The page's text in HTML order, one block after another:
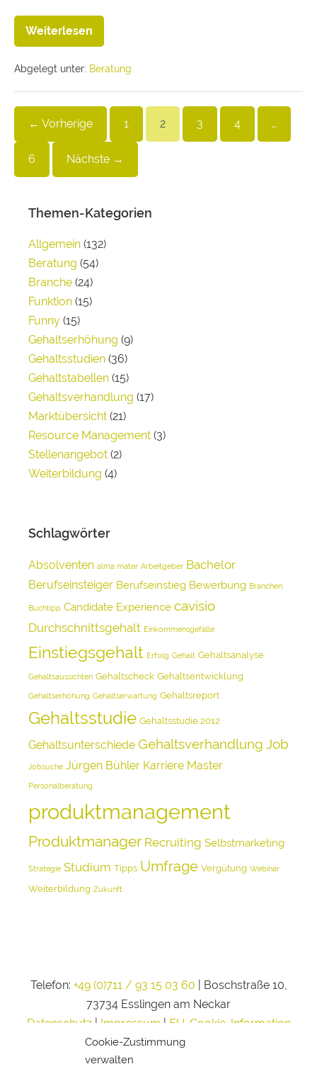
Cookie-Zustimmung
verwalten
Weiterlesen
Abgelegt unter: Beratung
← Vorherige 1 2 3 4 …
6 Nächste →
Themen-Kategorien
Allgemein (132)
Beratung (54)
Branche (24)
Funktion (15)
Funny (15)
Gehaltserhöhung (9)
Gehaltsstudien (36)
Gehaltstabellen (15)
Gehaltsverhandlung (17)
Marktübersicht (21)
Resource Management (3)
Stellenangebot (2)
Weiterbildung (4)
Schlagwörter
Absolventen alma mater Arbeitgeber Bachelor
Berufseinsteiger Berufseinstieg Bewerbung Branchen
Buchtipp Candidate Experience cavisio
Durchschnittsgehalt Einkommensgefälle
Einstiegsgehalt Erfolg Gehalt Gehaltsanalyse
Gehaltsaussichten Gehaltscheck Gehaltsentwicklung
Gehaltserhöhung Gehaltserwartung Gehaltsreport
Gehaltsstudie Gehaltsstudie 2012
Gehaltsunterschiede Gehaltsverhandlung Job
Jobsuche Jürgen Bühler Karriere Master
Personalberatung
produktmanagement
Produktmanager Recruiting Selbstmarketing
Strategie Studium Tipps Umfrage Vergütung Webinar
Weiterbildung Zukunft
Telefon: +49 (0)711 / 93 15 03 60 | Boschstraße 10,
73734 Esslingen am Neckar
Datenschutz| Impressum | EU-Cookie-Information